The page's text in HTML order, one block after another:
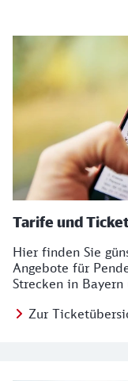
Tarife und
Hier finden Sie
Angebote für
Strecken in
Zur